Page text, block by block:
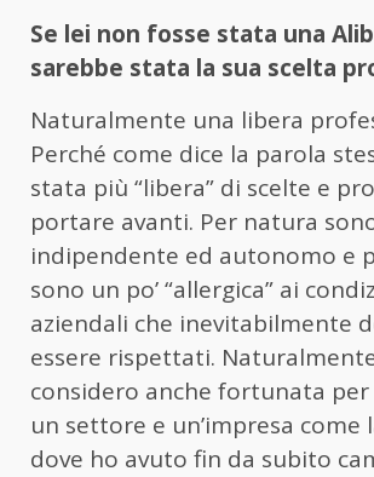
Se lei non fosse stata una
sarebbe stata la sua scelta
Naturalmente una libera
Perché come dice la parola
stata più “libera” di scelte e
portare avanti. Per natura
indipendente ed autonomo e
sono un po’ “allergica” ai
aziendali che inevitabilmente
essere rispettati.
considero anche fortunata
un settore e un’impresa come
dove ho avuto fin da subito